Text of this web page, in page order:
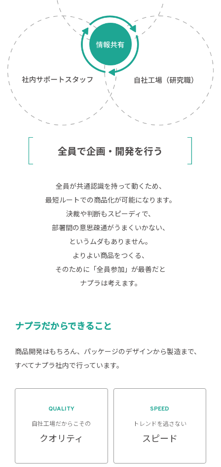
全員が共通認識を持って動くため、
最短ルートでの商品化が可能になります。
決裁や判断もスピーディで、
部署間の意思疎通がうまくいかない、
というムダもありません。
よりよい商品をつくる、
そのために「全員参加」が最善だと
ナプラは考えます。
ナプラだからできること
商品開発はもちろん、パッケージのデザインから製造まで、
すべてナプラ社内で行っています。
QUALITY
自社工場だからこその
クオリティ
SPEED
トレンドを逃さない
スピード